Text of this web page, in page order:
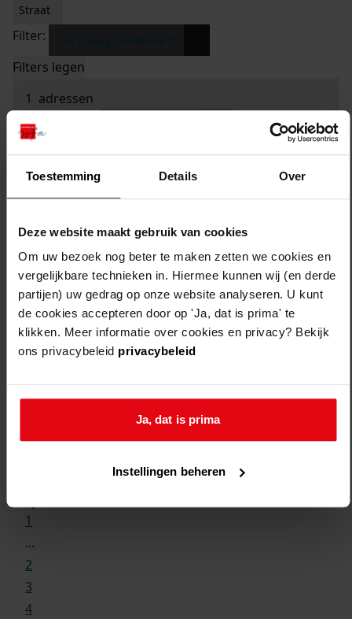
Toestemming Details Over
Deze website maakt gebruik van cookies
Om uw bezoek nog beter te maken zetten we cookies en
vergelijkbare technieken in. Hiermee kunnen wij (en derde
partijen) uw gedrag op onze website analyseren. U kunt
de cookies accepteren door op 'Ja, dat is prima' te
klikken. Meer informatie over cookies en privacy? Bekijk
ons privacybeleid privacybeleid
Ja, dat is prima
Instellingen beheren
Straat
Filter:
Filters legen
1 adressen
sorteren op:
1
...
2
3
4